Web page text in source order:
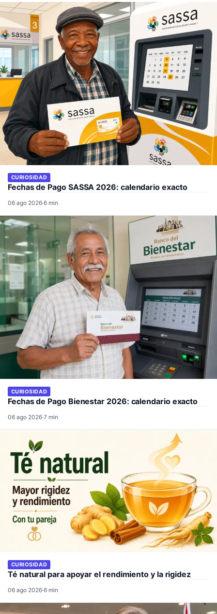
CURIOSIDAD
Fechas de Pago SASSA 2026: calendario exacto
06 ago 2026·6 min
CURIOSIDAD
Fechas de Pago Bienestar 2026: calendario exacto
06 ago 2026·7 min
CURIOSIDAD
Té natural para apoyar el rendimiento y la rigidez
06 ago 2026·6 min